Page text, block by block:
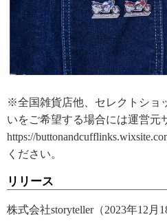
※全国雑貨店他、セレクトショ
いをご希望する場合には運営元
https://
ください。
リリース
株式会社storyteller（2023年12月